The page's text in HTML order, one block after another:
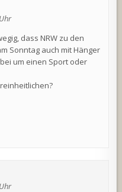
dass NRW zu den
Sonntag auch mit Hänger
um einen Sport oder